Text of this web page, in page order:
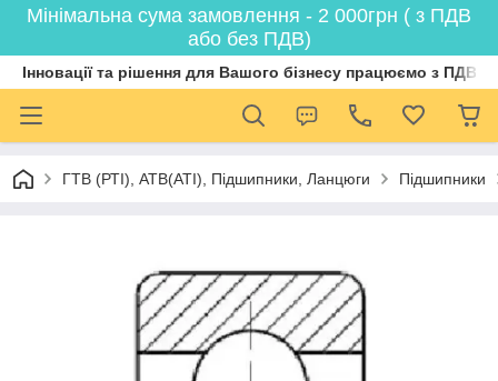
Мінімальна сума замовлення - 2 000грн ( з ПДВ
або без ПДВ)
Інновації та рішення для Вашого бізнесу працюємо з ПДВ
ГТВ (РТI), АТВ(АТI), Пiдшипники, Ланцюги Підшипники